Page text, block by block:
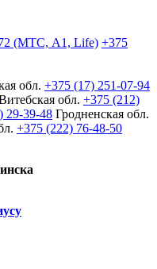
(МТС, A1, Life) +375
обл. +375 (17) 251-07-94
обл. +375 (212)
29-39-48 Гродненская обл.
+375 (222) 76-48-50